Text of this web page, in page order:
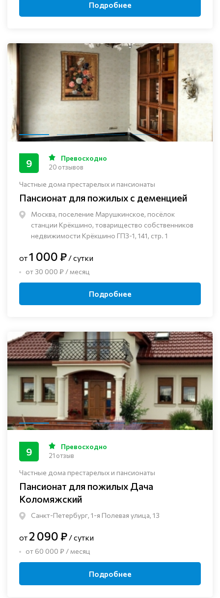
Подробнее
Частные дома престарелых и пансионаты
Пансионат для пожилых с деменцией
Москва, поселение Марушкинское, посёлок
станции Крёкшино, товарищество собственников
недвижимости Крёкшино ГПЗ-1, 141, стр. 1
9 Превосходно
20 отзывов
от1 000 ₽ / сутки
от 30 000 ₽ / месяц
Подробнее
Частные дома престарелых и пансионаты
Пансионат для пожилых Дача
Коломяжский
Санкт-Петербург, 1-я Полевая улица, 13
9 Превосходно
21 отзыв
от 2 090 ₽ / сутки
от 60 000 ₽ / месяц
Подробнее